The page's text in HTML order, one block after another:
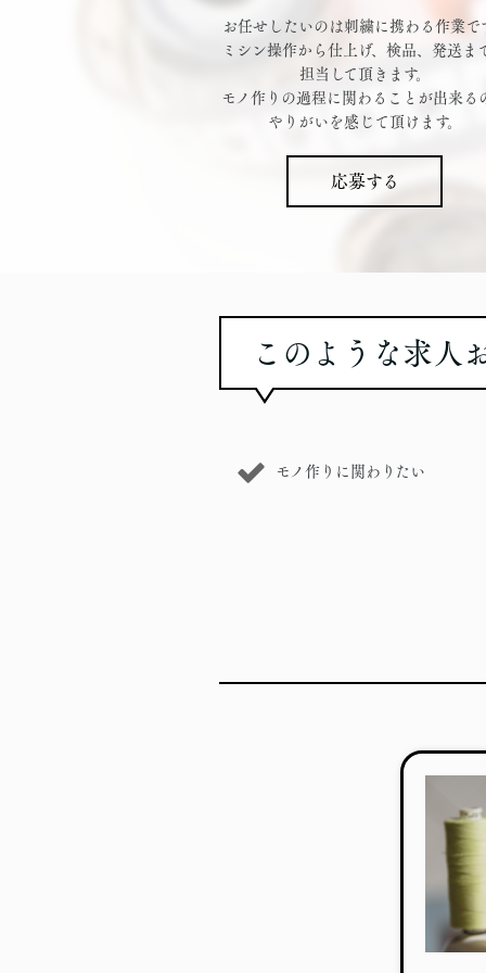
お任せしたいのは刺繍に携わる作業で
ミシン操作から仕上げ、検品、発送ま
担当して頂きます。
モノ作りの過程に関わることが出来る
やりがいを感じて頂けます。
応募する
このような求人
モノ作りに関わりたい